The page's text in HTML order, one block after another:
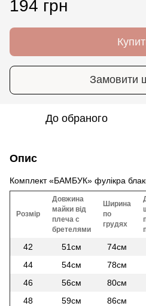
194 грн
Замовити
До обраного
Опис
Комплект «БАМБУК» фулікра
Розмір
Довжина
майки від
плеча с
бретелями
Ширина
по
грудях
42 51см 74см
44
54см 78см
46
56см 80см
48
59см 86см